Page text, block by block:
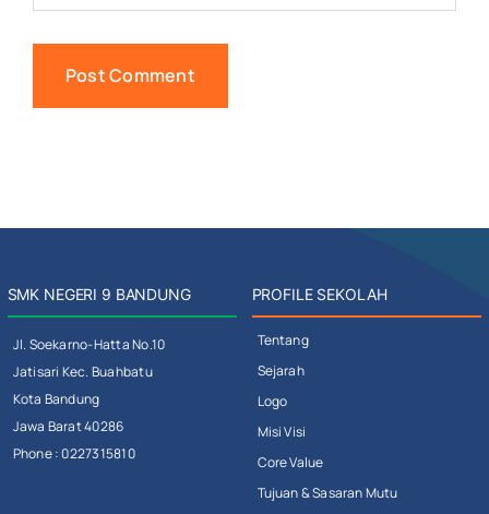
SMK NEGERI 9 BANDUNG
Jl. Soekarno-Hatta No.10
Jatisari Kec. Buahbatu
Kota Bandung
Jawa Barat 40286
Phone : 0227315810
PROFILE SEKOLAH
Tentang
Sejarah
Logo
Misi Visi
Core Value
Tujuan & Sasaran Mutu